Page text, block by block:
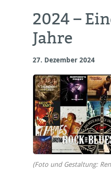
2024 –
Jahre
27. Dezember 2024
(Foto und Gestaltung: